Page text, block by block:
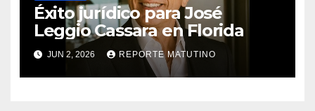
Éxito jurídico para José
Leggio Cassara en Florida
JUN 2, 2026 REPORTE MATUTINO